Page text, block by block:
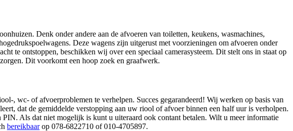
Denk onder andere aan de afvoeren van toiletten, keukens, wasmachines,
Deze wagens zijn uitgerust met voorzieningen om afvoeren onder
te ontstoppen, beschikken wij over een speciaal camerasysteem. Dit stelt ons in staat op
Dit voorkomt een hoop zoek en graafwerk.
, wc- of afvoerproblemen te verhelpen. Succes gegarandeerd! Wij werken op basis van
dat de gemiddelde verstopping aan uw riool of afvoer binnen een half uur is verholpen.
Als dat niet mogelijk is kunt u uiteraard ook contant betalen. Wilt u meer informatie
bereikbaarop 078-6822710 of 010-4705897.